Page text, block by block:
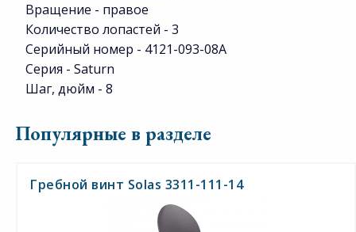
Вращение - правое
Количество лопастей - 3
Серийный номер - 4121-093-08A
Серия - Saturn
Шаг, дюйм - 8
Популярные в разделе
Гребной винт Solas 3311-111-14